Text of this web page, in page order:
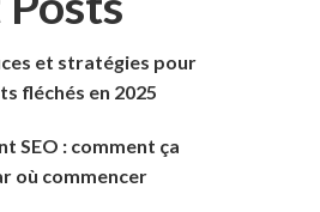
et stratégies pour
fléchés en 2025
SEO : comment ça
où commencer